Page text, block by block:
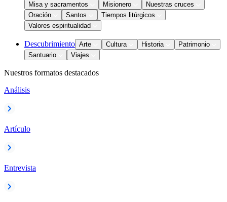
Misa y sacramentos
Misionero
Nuestras cruces
Oración
Santos
Tiempos litúrgicos
Valores espiritualidad
Descubrimiento Arte Cultura Historia
Patrimonio
Santuario
Viajes
Nuestros formatos destacados
Análisis
Artículo
Entrevista